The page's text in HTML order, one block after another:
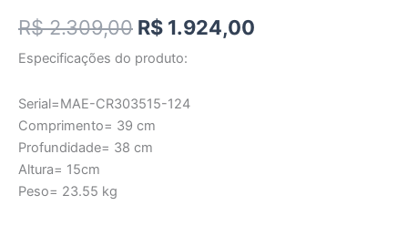
R$2.309,00 R$ 1.924,00
Especificações do produto:
Serial=MAE-CR303515-124
Comprimento= 39 cm
Profundidade= 38 cm
Altura= 15cm
Peso= 23.55 kg